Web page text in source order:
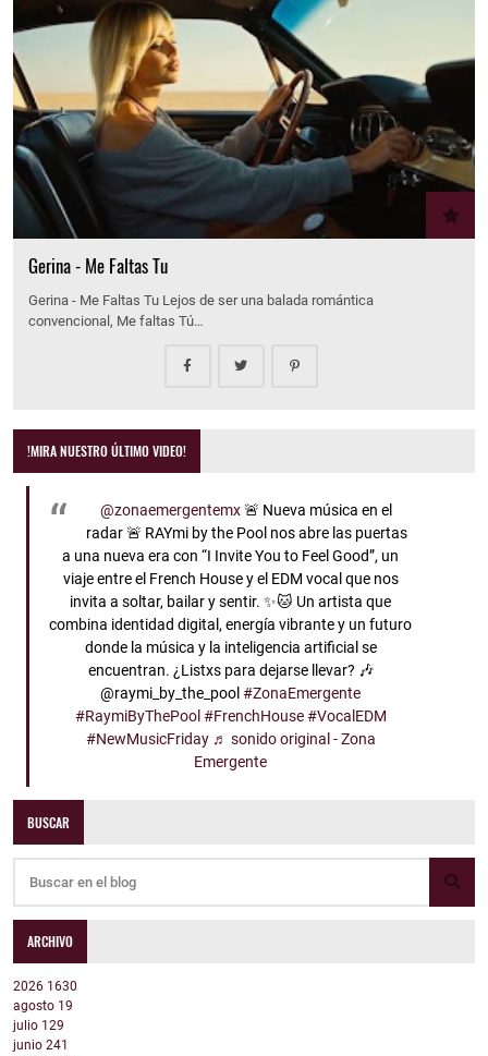
Gerina - Me Faltas Tu
Gerina - Me Faltas Tu Lejos de ser una balada romántica
convencional, Me faltas Tú…
!MIRA NUESTRO ÚLTIMO VIDEO!
@zonaemergentemx🚨 Nueva música en el
radar 🚨 RAYmi by the Pool nos abre las puertas
a una nueva era con “I Invite You to Feel Good”, un
viaje entre el French House y el EDM vocal que nos
invita a soltar, bailar y sentir. ✨🐱 Un artista que
combina identidad digital, energía vibrante y un futuro
donde la música y la inteligencia artificial se
encuentran. ¿Listxs para dejarse llevar? 🎶
@raymi_by_the_pool#ZonaEmergente
#RaymiByThePool #FrenchHouse #VocalEDM
#NewMusicFriday ♬ sonido original - Zona
Emergente
BUSCAR
ARCHIVO
2026 1630
agosto 19
julio 129
junio 241